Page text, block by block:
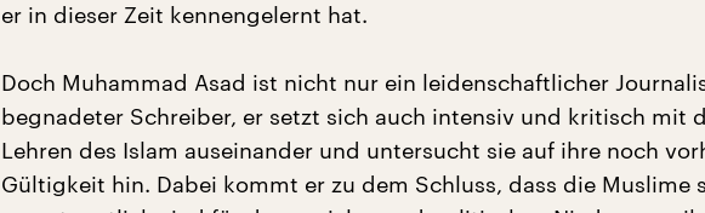
er in dieser Zeit kennengelernt hat.
Doch Muhammad Asad ist nicht nur ein leidenschaftlicher
begnadeter Schreiber, er setzt sich auch intensiv und kritisch mit
Lehren des Islam auseinander und untersucht sie auf ihre noch
Gültigkeit hin. Dabei kommt er zu dem Schluss, dass die Muslime